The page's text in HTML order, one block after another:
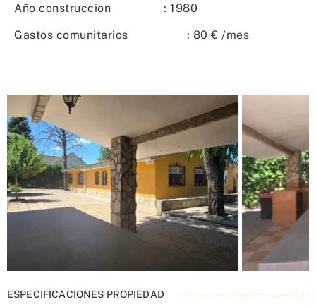
Año construccion
: 1980
Gastos comunitarios
: 80 € /mes
ESPECIFICACIONES PROPIEDAD